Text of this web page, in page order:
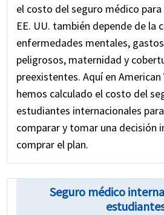
el costo del seguro médico
EE. UU. también depende de la
enfermedades mentales,
peligrosos, maternidad y
preexistentes. Aquí en
hemos calculado el costo del
estudiantes internacionales
comparar y tomar una decisión
comprar el plan.
Seguro médico